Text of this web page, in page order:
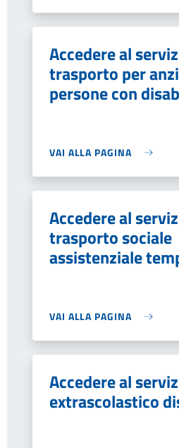
Accedere al
trasporto per
persone con
VAI ALLA PAGINA
Accedere al
trasporto sociale
assistenziale
VAI ALLA PAGINA
Accedere al
extrascolastico